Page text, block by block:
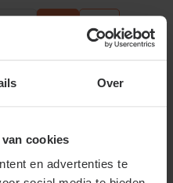
Over
cookies
en advertenties te
voorraad